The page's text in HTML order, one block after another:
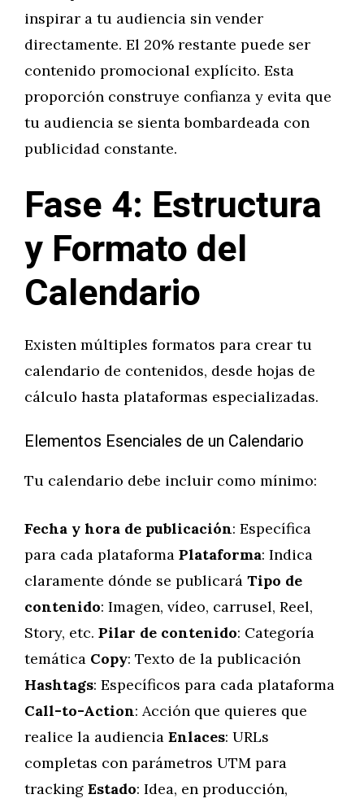
inspirar a tu audiencia sin vender
directamente. El 20% restante puede ser
contenido promocional explícito. Esta
proporción construye confianza y evita que
tu audiencia se sienta bombardeada con
publicidad constante.
Fase 4: Estructura
y Formato del
Calendario
Existen múltiples formatos para crear tu
calendario de contenidos, desde hojas de
cálculo hasta plataformas especializadas.
Elementos Esenciales de un Calendario
Tu calendario debe incluir como mínimo:
Fecha y hora de publicación: Específica
para cada plataforma Plataforma: Indica
claramente dónde se publicará Tipo de
contenido: Imagen, vídeo, carrusel, Reel,
Story, etc. Pilar de contenido: Categoría
temática Copy: Texto de la publicación
Hashtags: Específicos para cada plataforma
Call-to-Action: Acción que quieres que
realice la audiencia Enlaces: URLs
completas con parámetros UTM para
tracking Estado: Idea, en producción,